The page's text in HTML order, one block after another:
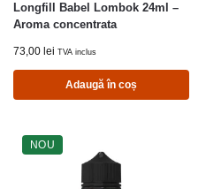
Longfill Babel Lombok 24ml –
Aroma concentrata
73,00 lei TVA inclus
Adaugă în coș
NOU